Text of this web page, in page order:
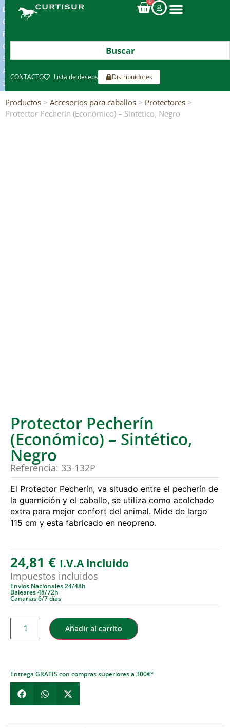
ENVIOS
GRATIS
POR
COMPRAS
SUPERIORES
A
300€*
CONTACTO Lista de deseos Distribuidores
Productos > Accesorios para caballos > Protectores >
Protector Pecherín (Económico) – Sintético, Negro
Protector Pecherín
(Económico) – Sintético,
Negro
Referencia: 33-132P
El Protector Pecherín, va situado entre el pecherín de
la guarnición y el caballo, se utiliza como acolchado
extra para mejor confort del animal. Mide de largo
115 cm y esta fabricado en neopreno.
24,81 € I.V.A incluido
Impuestos incluidos
Envíos Nacionales 24/48h
Baleares 48/72h
Canarias 6/7 días
Añadir al carrito
Entrega GRATIS con compras superiores a 300€*